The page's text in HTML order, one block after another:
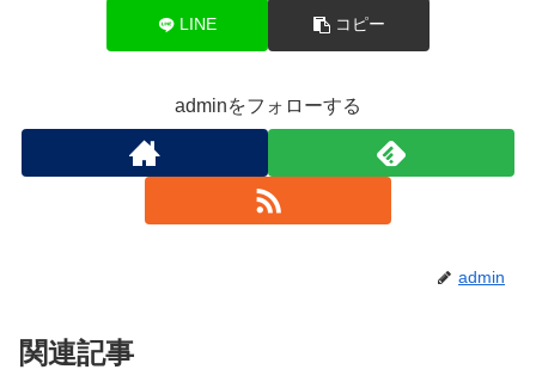
LINE コピー
adminをフォローする
admin
関連記事